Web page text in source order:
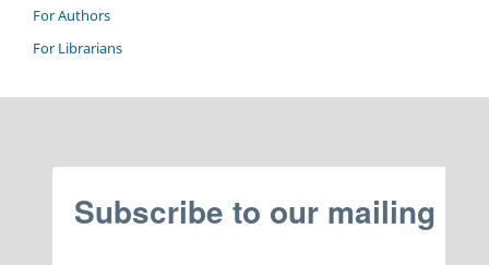
For Authors
For Librarians